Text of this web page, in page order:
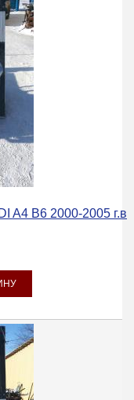
A4 B6 2000-2005 г.в